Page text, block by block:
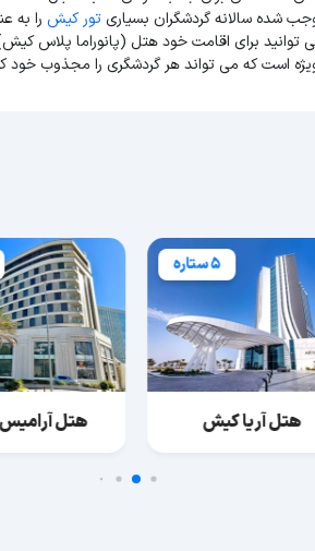
شده سالانه گردشگران بسیاریتور کیش را به
برای اقامت خود هتل (پانوراما پلاس
است که می تواند هر گردشگری را مجذوب خود
5 ستاره
هتل آریا کیش هتل